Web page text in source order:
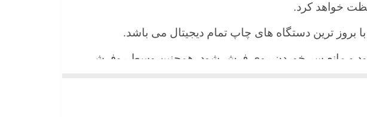
خواهد کرد.
با بروز ترین دستگاه های چاپ تمام دیجیتال می باشد.
و مانع سر خوردن روی فرش شود. همچنین وسط روفرشی